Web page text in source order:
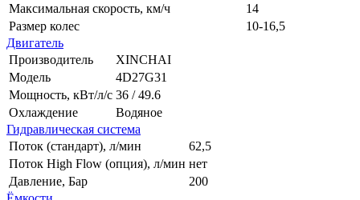
Максимальная скорость, км/ч
14
Размер колес
10-16,5
Двигатель
Производитель
XINCHAI
Модель
4D27G31
Мощность, кВт/л/с 36 / 49.6
Охлаждение
Водяное
Гидравлическая система
Поток (стандарт), л/мин
62,5
Поток High Flow (опция), л/мин нет
Давление, Бар
200